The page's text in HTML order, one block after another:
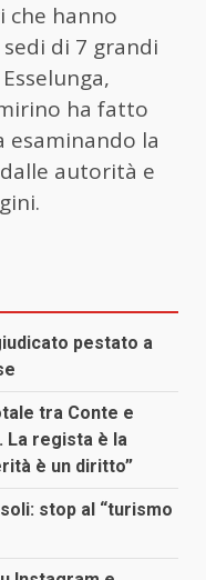
che hanno
di 7 grandi
ha fatto
esaminando la
autorità e
pestato a
tra Conte e
La regista è la
è un diritto”
stop al “turismo